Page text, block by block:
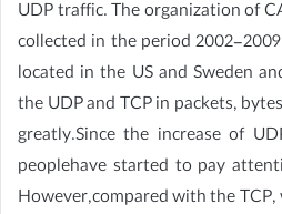
UDP traffic. The organization of
collected in the period 2002-
located in the US and Sweden
the UDP and TCP in packets,
greatly.Since the increase of
peoplehave started to pay
However,compared with the